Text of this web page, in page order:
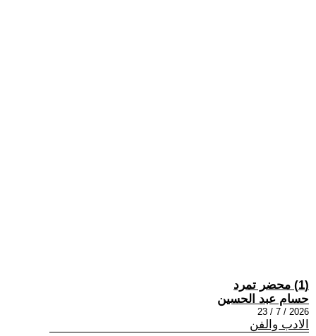
(1) محضر تمرد
حسام عبد الحسين
2026 / 7 / 23
الادب والفن